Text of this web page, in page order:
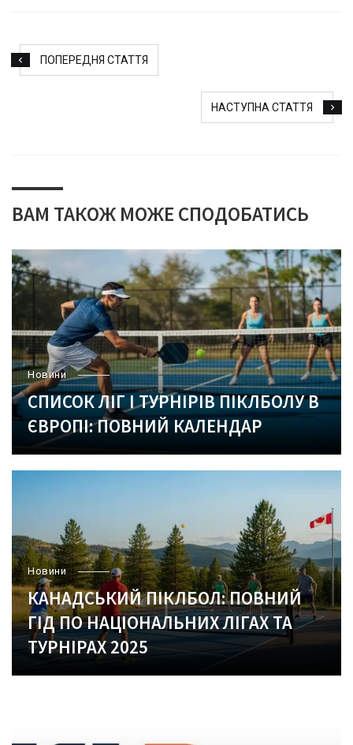
ПОПЕРЕДНЯ СТАТТЯ
НАСТУПНА СТАТТЯ
ВАМ ТАКОЖ МОЖЕ СПОДОБАТИСЬ
Новини
СПИСОК ЛІГ І ТУРНІРІВ ПІКЛБОЛУ В
ЄВРОПІ: ПОВНИЙ КАЛЕНДАР
Новини
КАНАДСЬКИЙ ПІКЛБОЛ: ПОВНИЙ
ГІД ПО НАЦІОНАЛЬНИХ ЛІГАХ ТА
ТУРНІРАХ 2025